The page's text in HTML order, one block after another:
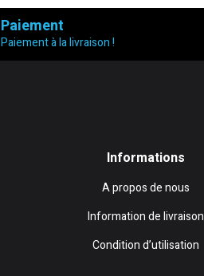
Paiement
Paiement à la livraison !
Informations
A propos de nous
Information de livraison
Condition d’utilisation